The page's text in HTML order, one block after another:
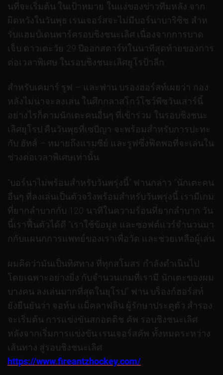
นที่จะเริ่มต้น ในเป้าหมาย ในแง่ของข่าวทีมหลัง จาก
ผิดหวังในวันพุธ เรนเจอร์สจะไม่มีบอร์นาบาริซิช สําห
รับแฮมป์เดนพาร์ครอบชิงชนะเลิศ เนื่องจากการบาด
เจ็บ ดาวเตะวัย 29 ปีออกสตาร์ทในนาทีสุดท้ายของการ
ต่อเวลาพิเศษ ในรอบชิงชนะเลิศยูโรป้าลีก
สําหรับเคมาร์ รูฟ – และฟาน บรองฮอร์สท์เผยว่า กอง
หลังไม่น่าจะลงเล่น ในศึกกลาสโกว์โชว์พีซวันเสาร์นี้
อย่างไรก็ตามนักเตะคนอื่นๆ ที่เข้าร่วม ในรอบชิงชนะ
เลิศยุโรป คืนวันพุธที่เซบีญา จะพร้อมสําหรับการปะทะ
กับ ฮัทส์ – หมายถึงแรมซีย์ และรูฟซึ่งฟิตพอที่จะเล่นใน
ช่วงต่อเวลาพิเศษเท่านั้น
“บอร์นาไม่พร้อมสําหรับวันพรุ่งนี้” ฟานกล่าว “นักเตะคน
อื่นๆ ที่ลงเล่นเป็นตัวจริงพร้อมสําหรับวันพรุ่งนี้ เรามีเกม
ที่ยากลําบากกับ 120 นาทีในความร้อนที่ยากลําบาก วัน
นี้เราฟื้นตัวได้ดี “เราใช้ข้อมูล และซอฟต์แวร์จํานวนมา
กกับแผนกการแพทย์ของเราเพื่อวัด และช่วยเหลือผู้เล่น
ผมคิดว่ามันเป็นทิศทาง ที่ทุกสโมสร กําลังดําเนินไป
โดยเฉพาะอย่างยิ่ง กับจํานวนเกมที่เรามี นักเตะของผม
บางคน ลงเล่นมากที่สุดในยุโรป” ฟาน บร็องก์ฮอร์สท์
ยังยืนยันว่า จอห์น แม็คลาฟลิน ผู้รักษาประตูตัว สํารอง
จะเริ่มต้น การแข่งขันสกอตติช คัพ รอบชิงชนะเลิศ
หลังจากเริ่มการแข่งขัน เรนเจอร์สคัพ ทั้งหมดระหว่าง
เส้นทาง สู่รอบชิงชนะเลิศ
https://www.fireantzhockey.com/